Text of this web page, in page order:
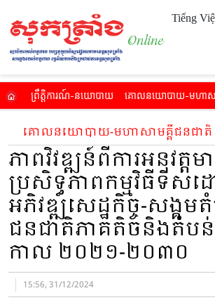
Tiếng
ព្រឹត្តិការណ៍​-នយោបាយ គោល​នយោបាយ​-មហាសា
វប្បធម៌​-កីឡា-ទេ
អានកាសែតបោះពុម្ព
គោល​នយោបាយ​-មហាសាម​គ្គីជនជាតិ​
ភាពវិវឌ្ឍន៍ពីការអនុវត្តម
ប្រសិទ្ធភាពកម្មវិធីទិស
អភិវឌ្ឍសេដ្ឋកិច្ច-សង្គម
ជនជាតិភាគតិចនិងតំប
កាល ២០២១-២០៣០
15:56, 31/12/2024